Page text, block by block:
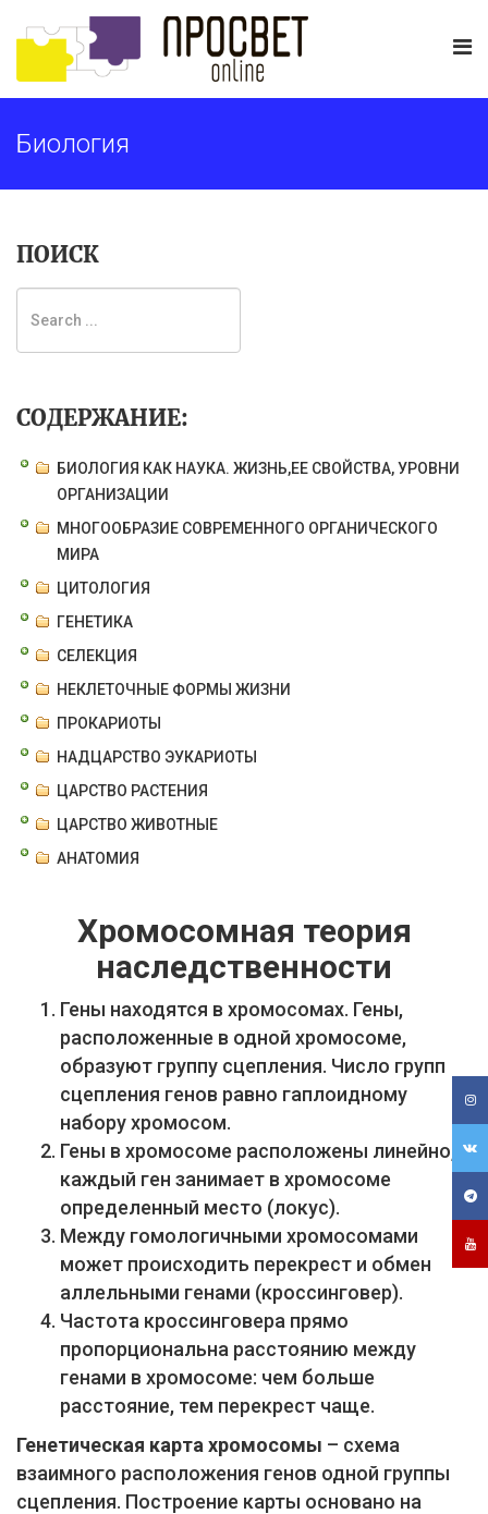
Биология
ПОИСК
СОДЕРЖАНИЕ:
БИОЛОГИЯ КАК НАУКА. ЖИЗНЬ,ЕЕ СВОЙСТВА, УРОВНИ
ОРГАНИЗАЦИИ
МНОГООБРАЗИЕ СОВРЕМЕННОГО ОРГАНИЧЕСКОГО
МИРА
ЦИТОЛОГИЯ
ГЕНЕТИКА
СЕЛЕКЦИЯ
НЕКЛЕТОЧНЫЕ ФОРМЫ ЖИЗНИ
ПРОКАРИОТЫ
НАДЦАРСТВО ЭУКАРИОТЫ
ЦАРСТВО РАСТЕНИЯ
ЦАРСТВО ЖИВОТНЫЕ
АНАТОМИЯ
Хромосомная теория
наследственности
Гены находятся в хромосомах. Гены,
расположенные в одной хромосоме,
образуют группу сцепления. Число групп
сцепления генов равно гаплоидному
набору хромосом.
Гены в хромосоме расположены линейно,
каждый ген занимает в хромосоме
определенный место (локус).
Между гомологичными хромосомами
может происходить перекрест и обмен
аллельными генами (кроссинговер).
Частота кроссинговера прямо
пропорциональна расстоянию между
генами в хромосоме: чем больше
расстояние, тем перекрест чаще.
Генетическая карта хромосомы – схема
взаимного расположения генов одной группы
сцепления. Построение карты основано на